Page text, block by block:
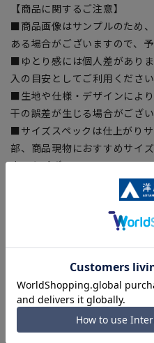
【商品に関するご注意】
■商品画像はサンプルのため
ある場合がございますので、
■ゆとり感には個人差があり
入の目安としてご利用ください
■生地や仕様・デザインによ
干の誤差が生じる場合がござ
■サイズスペックは仕上がり
部、商品現物におすすめサイ
商品もございます。
■ブラウザやお使いのモニタ
加減により、実際の商品と掲
■店舗や各モールサイトと商
上、ご注文いただいたタイミ
を完了できない場合がござい
■お急ぎ発送のご注文につき
よってはお急ぎ発送サービス